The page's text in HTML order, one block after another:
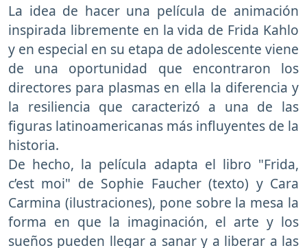
La idea de hacer una película de animación
inspirada libremente en la vida de Frida Kahlo
y en especial en su etapa de adolescente viene
de una oportunidad que encontraron los
directores para plasmas en ella la diferencia y
la resiliencia que caracterizó a una de las
figuras latinoamericanas más influyentes de la
historia.
De hecho, la película adapta el libro "Frida,
c’est moi" de Sophie Faucher (texto) y Cara
Carmina (ilustraciones), pone sobre la mesa la
forma en que la imaginación, el arte y los
sueños pueden llegar a sanar y a liberar a las